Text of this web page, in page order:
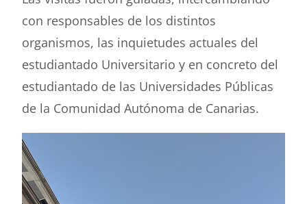
con responsables de los distintos
organismos, las inquietudes actuales del
estudiantado Universitario y en concreto del
estudiantado de las Universidades Públicas
de la Comunidad Autónoma de Canarias.